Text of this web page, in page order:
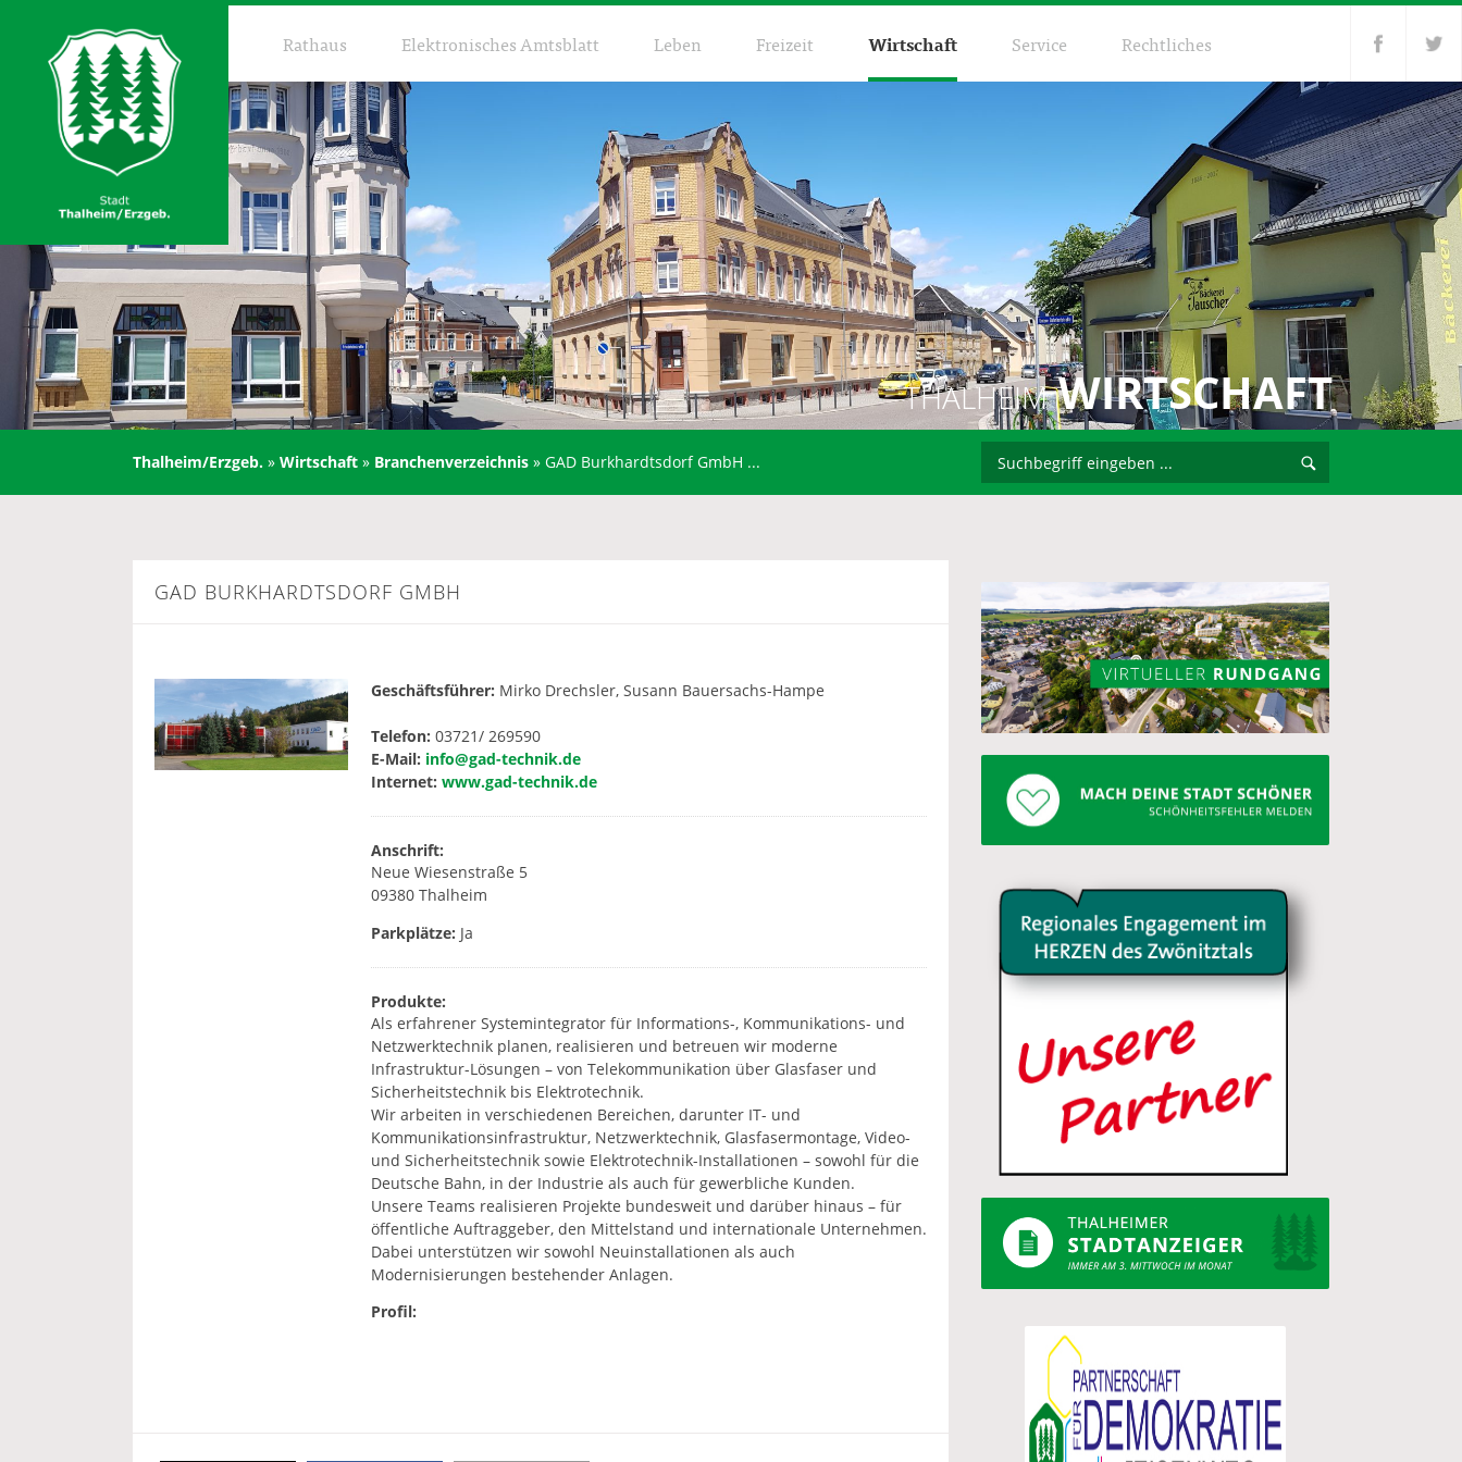
Rathaus Elektronisches Amtsblatt Leben Freizeit Wirtschaft Service Rechtliches
THALHEIMWIRTSCHAFT
Thalheim/Erzgeb. » Wirtschaft » Branchenverzeichnis » GAD Burkhardtsdorf GmbH ...
GAD BURKHARDTSDORF GMBH
Geschäftsführer: Mirko Drechsler, Susann Bauersachs-Hampe
Telefon: 03721/ 269590
E-Mail: info@gad-technik.de
Internet: www.gad-technik.de
Anschrift:
Neue Wiesenstraße 5
09380 Thalheim
Parkplätze: Ja
Produkte:
Als erfahrener Systemintegrator für Informations-, Kommunikations- und
Netzwerktechnik planen, realisieren und betreuen wir moderne
Infrastruktur-Lösungen – von Telekommunikation über Glasfaser und
Sicherheitstechnik bis Elektrotechnik.
Wir arbeiten in verschiedenen Bereichen, darunter IT- und
Kommunikationsinfrastruktur, Netzwerktechnik, Glasfasermontage, Video-
und Sicherheitstechnik sowie Elektrotechnik-Installationen – sowohl für die
Deutsche Bahn, in der Industrie als auch für gewerbliche Kunden.
Unsere Teams realisieren Projekte bundesweit und darüber hinaus – für
öffentliche Auftraggeber, den Mittelstand und internationale Unternehmen.
Dabei unterstützen wir sowohl Neuinstallationen als auch
Modernisierungen bestehender Anlagen.
Profil: